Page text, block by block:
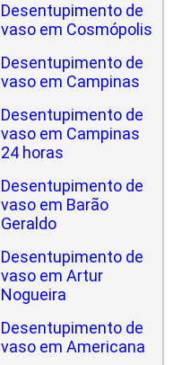
Desentupimento de
vaso em Cosmópolis
Desentupimento de
vaso em Campinas
Desentupimento de
vaso em Campinas
24 horas
Desentupimento de
vaso em Barão
Geraldo
Desentupimento de
vaso em Artur
Nogueira
Desentupimento de
vaso em Americana